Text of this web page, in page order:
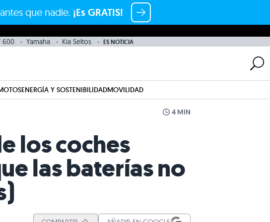
que nadie. ¡Es GRATIS!
600 Yamaha Kia Seltos ES NOTICIA
ENERGÍA Y SOSTENIBILIDADMOVILIDAD
4 MIN
los coches
las baterías no